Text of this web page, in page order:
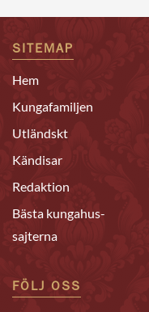
SITEMAP
Hem
Kungafamiljen
Utländskt
Kändisar
Redaktion
Bästa kungahus-
sajterna
FÖLJ OSS